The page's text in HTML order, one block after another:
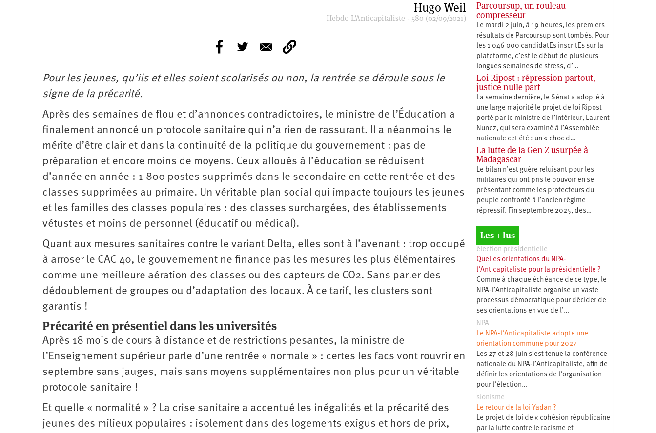
Hugo Weil
Hebdo L’Anticapitaliste - 580 (02/09/2021)
Pour les jeunes, qu’ils et elles soient scolarisés ou non, la rentrée se déroule sous le
signe de la précarité.
Après des semaines de flou et d’annonces contradictoires, le ministre de l’Éducation a
finalement annoncé un protocole sanitaire qui n’a rien de rassurant. Il a néanmoins le
mérite d’être clair et dans la continuité de la politique du gouvernement : pas de
préparation et encore moins de moyens. Ceux alloués à l’éducation se réduisent
d’année en année : 1 800 postes supprimés dans le secondaire en cette rentrée et des
classes supprimées au primaire. Un véritable plan social qui impacte toujours les jeunes
et les familles des classes populaires : des classes surchargées, des établissements
vétustes et moins de personnel (éducatif ou médical).
Quant aux mesures sanitaires contre le variant Delta, elles sont à l’avenant : trop occupé
à arroser le CAC 40, le gouvernement ne finance pas les mesures les plus élémentaires
comme une meilleure aération des classes ou des capteurs de CO2. Sans parler des
dédoublement de groupes ou d’adaptation des locaux. À ce tarif, les clusters sont
garantis !
Précarité en présentiel dans les universités
Après 18 mois de cours à distance et de restrictions pesantes, la ministre de
l’Enseignement supérieur parle d’une rentrée « normale » : certes les facs vont rouvrir en
septembre sans jauges, mais sans moyens supplémentaires non plus pour un véritable
protocole sanitaire !
Et quelle « normalité » ? La crise sanitaire a accentué les inégalités et la précarité des
jeunes des milieux populaires : isolement dans des logements exigus et hors de prix,
Parcoursup, un rouleau
compresseur
Le mardi 2 juin, à 19 heures, les premiers
résultats de Parcoursup sont tombés. Pour
les 1 046 000 candidatEs inscritEs sur la
plateforme, c’est le début de plusieurs
longues semaines de stress, d’…
Loi Ripost : répression partout,
justice nulle part
La semaine dernière, le Sénat a adopté à
une large majorité le projet de loi Ripost
porté par le ministre de l’Intérieur, Laurent
Nunez, qui sera examiné à l’Assemblée
nationale cet été : un « choc d…
La lutte de la Gen Z usurpée à
Madagascar
Le bilan n’est guère reluisant pour les
militaires qui ont pris le pouvoir en se
présentant comme les protecteurs du
peuple confronté à l’ancien régime
répressif. Fin septembre 2025, des…
Les + lus
élection présidentielle
Quelles orientations du NPA-
l’Anticapitaliste pour la présidentielle ?
Comme à chaque échéance de ce type, le
NPA-l’Anticapitaliste organise un vaste
processus démocratique pour décider de
ses orientations en vue de l’…
NPA
Le NPA-l’Anticapitaliste adopte une
orientation commune pour 2027
Les 27 et 28 juin s’est tenue la conférence
nationale du NPA-l’Anticapitaliste, afin de
définir les orientations de l’organisation
pour l’élection…
sionisme
Le retour de la loi Yadan ?
Le projet de loi de « cohésion républicaine
par la lutte contre le racisme et